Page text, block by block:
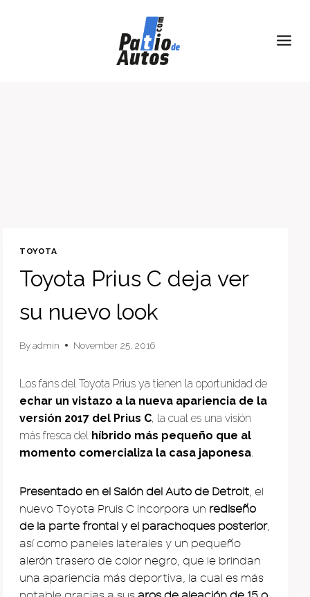
TOYOTA
Toyota Prius C deja ver
su nuevo look
Byadmin November 25, 2016
Los fans del Toyota Prius ya tienen la oportunidad de
echar un vistazo a la nueva apariencia de la
versión 2017 del Prius C, la cual es una visión
más fresca del híbrido más pequeño que al
momento comercializa la casa japonesa.
Presentado en el Salón del Auto de Detroit, el
nuevo Toyota Pruis C incorpora un rediseño
de la parte frontal y el parachoques posterior,
así como paneles laterales y un pequeño
alerón trasero de color negro, que le brindan
una apariencia más deportiva, la cual es más